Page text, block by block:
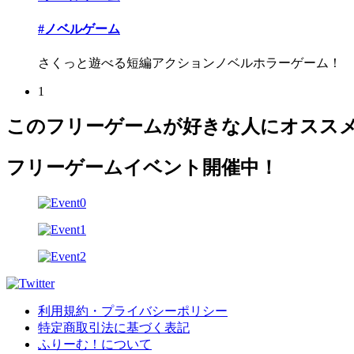
#ノベルゲーム
さくっと遊べる短編アクションノベルホラーゲーム！
1
このフリーゲームが好きな人にオスス
フリーゲームイベント開催中！
利用規約・プライバシーポリシー
特定商取引法に基づく表記
ふりーむ！について